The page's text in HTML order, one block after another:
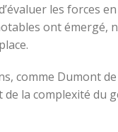
les forces
ont émergé,
comme Dumont
la complexité du